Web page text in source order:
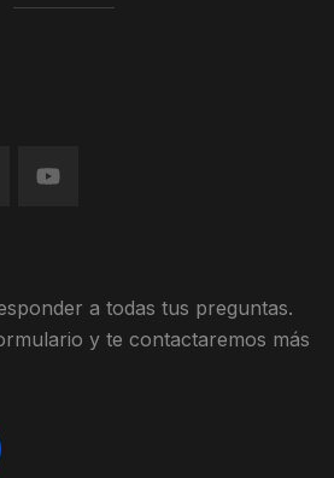
a todas tus preguntas.
y te contactaremos más